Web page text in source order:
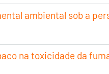
ambiental sob a
na toxicidade da